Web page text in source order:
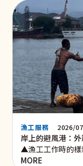
漁工服務 2026/
岸上的避風港：
▲漁工工作
MORE